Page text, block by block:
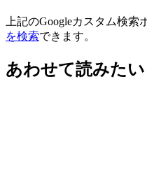
上記のGoogleカスタム検索
を検索できます。
あわせて読みたい